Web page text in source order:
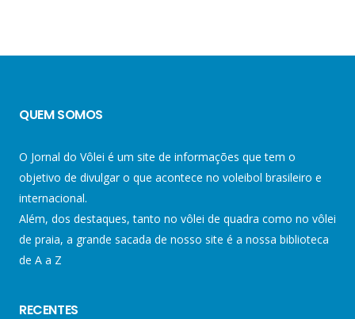
QUEM SOMOS
O Jornal do Vôlei é um site de informações que tem o
objetivo de divulgar o que acontece no voleibol brasileiro e
internacional.
Além, dos destaques, tanto no vôlei de quadra como no vôlei
de praia, a grande sacada de nosso site é a nossa biblioteca
de A a Z
RECENTES